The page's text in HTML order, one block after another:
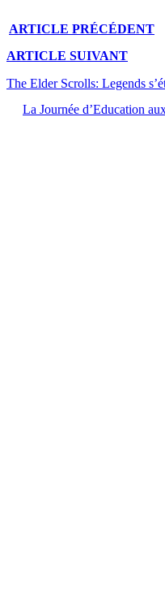
ARTICLE PRÉCÉDENT
ARTICLE SUIVANT
The Elder Scrolls: Legends
La Journée d’Education